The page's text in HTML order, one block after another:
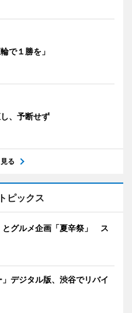
で１勝を」
、予断せず
る
ピックス
とグルメ企画「夏辛祭」 ス
デジタル版、渋谷でリバイ